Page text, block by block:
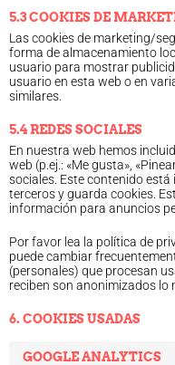
5.3 COOKIES DE
Las cookies de marketing/
forma de almacenamiento
usuario para mostrar
usuario en esta web o en
similares.
5.4 REDES SOCIALES
En nuestra web hemos
web (p.ej.: «Me gusta»,
sociales. Este contenido
terceros y guarda cookies.
información para anuncios
Por favor lea la política de
puede cambiar
(personales) que procesan
reciben son anonimizados lo
6. COOKIES USADAS
GOOGLE ANALYTICS